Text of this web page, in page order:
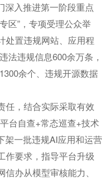
深入推进第一阶段重点
区”，专项受理公众举
处置违规网站、应用程
法违规信息600余万条，
余个、违规开源数据
任，结合实际采取有效
台自查+常态巡查+技术
架一批违规AI应用和运营
作要求，指导平台升级
办从模型审核能力、